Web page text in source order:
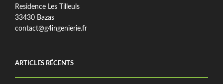
Residence Les Tilleuls
33430 Bazas
contact@g4ingenierie.fr
ARTICLES RÉCENTS